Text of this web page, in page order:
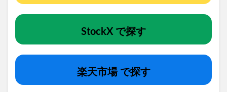
StockX で探す
楽天市場 で探す